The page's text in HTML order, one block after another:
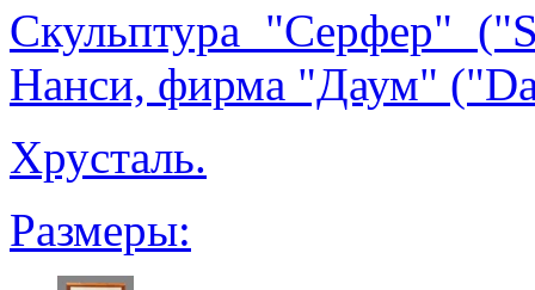
Скульптура "Серфер"
Нанси, фирма "Даум"
Хрусталь.
Размеры: